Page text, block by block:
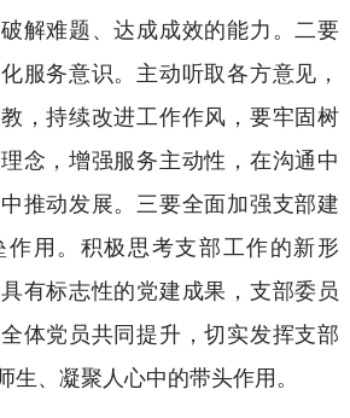
解难题、达成成效的能力。二要
服务意识。主动听取各方意见，
，持续改进工作作风，要牢固树
念，增强服务主动性，在沟通中
推动发展。三要全面加强支部建
作用。积极思考支部工作的新形
有标志性的党建成果，支部委员
体党员共同提升，切实发挥支部
生、凝聚人心中的带头作用。